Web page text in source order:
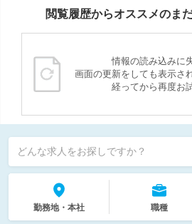
閲覧履歴からオススメのま
情報の読み込みに
画面の更新をしても表示さ
経ってから再度お
どんな求人をお探しですか？
勤務地・本社 職種